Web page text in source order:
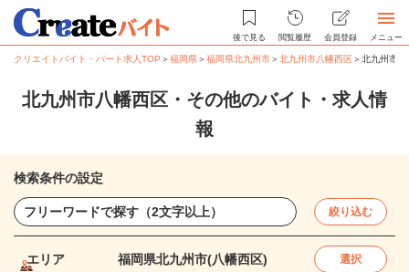
後で見る 閲覧履歴 会員登録 メニュー
クリエイトバイト・パート求人TOP ＞福岡県＞福岡県北九州市＞北九州市八幡西区＞北九州市
北九州市八幡西区・その他のバイト・求人情
報
検索条件の設定
絞り込む
エリア 福岡県北九州市(八幡西区) 選択